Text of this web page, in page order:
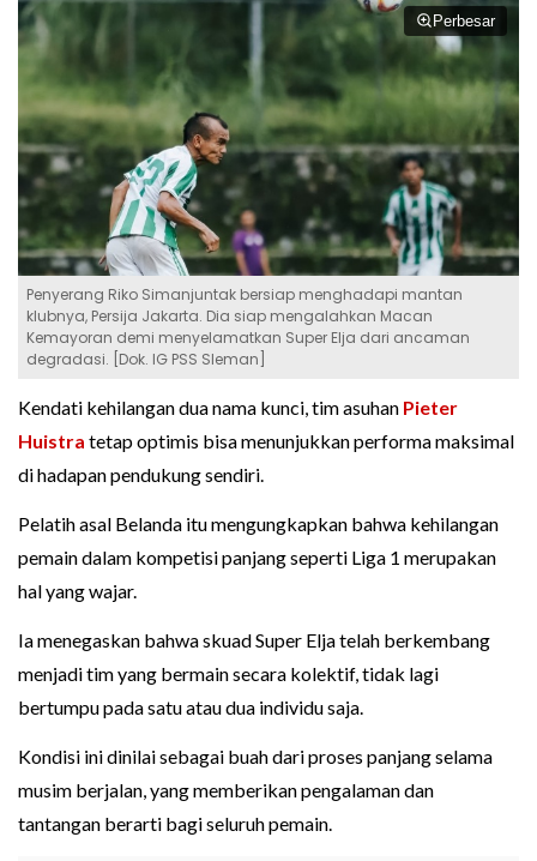
Perbesar
Penyerang Riko Simanjuntak bersiap menghadapi mantan
klubnya, Persija Jakarta. Dia siap mengalahkan Macan
Kemayoran demi menyelamatkan Super Elja dari ancaman
degradasi. [Dok. IG PSS Sleman]
Kendati kehilangan dua nama kunci, tim asuhan Pieter
Huistra tetap optimis bisa menunjukkan performa maksimal
di hadapan pendukung sendiri.
Pelatih asal Belanda itu mengungkapkan bahwa kehilangan
pemain dalam kompetisi panjang seperti Liga 1 merupakan
hal yang wajar.
Ia menegaskan bahwa skuad Super Elja telah berkembang
menjadi tim yang bermain secara kolektif, tidak lagi
bertumpu pada satu atau dua individu saja.
Kondisi ini dinilai sebagai buah dari proses panjang selama
musim berjalan, yang memberikan pengalaman dan
tantangan berarti bagi seluruh pemain.